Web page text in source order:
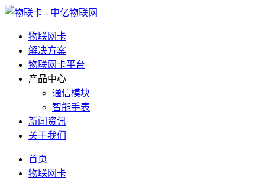
物联网卡
解决方案
物联网卡平台
产品中心
通信模块
智能手表
新闻资讯
关于我们
首页
物联网卡